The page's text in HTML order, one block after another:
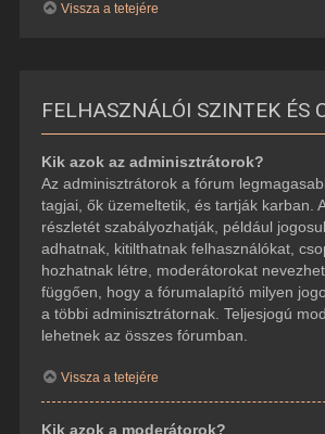
Vissza a tetejére
FELHASZNÁLÓI SZINTEK ÉS
Kik azok az adminisztrátorok?
Az adminisztrátorok a fórum
tagjai, ők üzemeltetik, és tartják karban.
részletét szabályozhatják, például
adhatnak, kitilthatnak felhasználókat,
hozhatnak létre, moderátorokat
függően, hogy a fórumalapító milyen
a többi adminisztrátornak. Teljesjogú
lehetnek az összes fórumban.
Vissza a tetejére
Kik azok a moderátorok?